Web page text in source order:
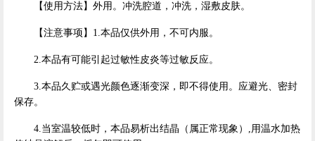
【使用方法】外用。冲洗腔道，冲洗，湿敷皮肤。
【注意事项】1.本品仅供外用，不可内服。
2.本品有可能引起过敏性皮炎等过敏反应。
3.本品久贮或遇光颜色逐渐变深，即不得使用。应避光、密封
保存。
4.当室温较低时，本品易析出结晶（属正常现象）,用温水加热